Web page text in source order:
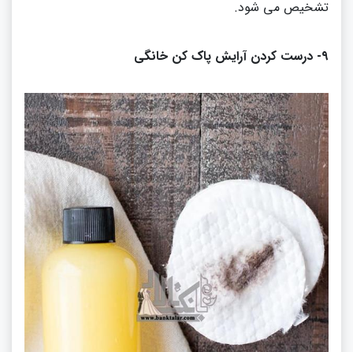
تشخیص می شود.
۹- درست کردن آرایش پاک کن خانگی